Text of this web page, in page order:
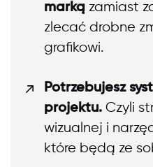
marką zamiast
zlecać drobne
grafikowi.
Potrzebujesz
projektu. Czyli
wizualnej i
które będą ze